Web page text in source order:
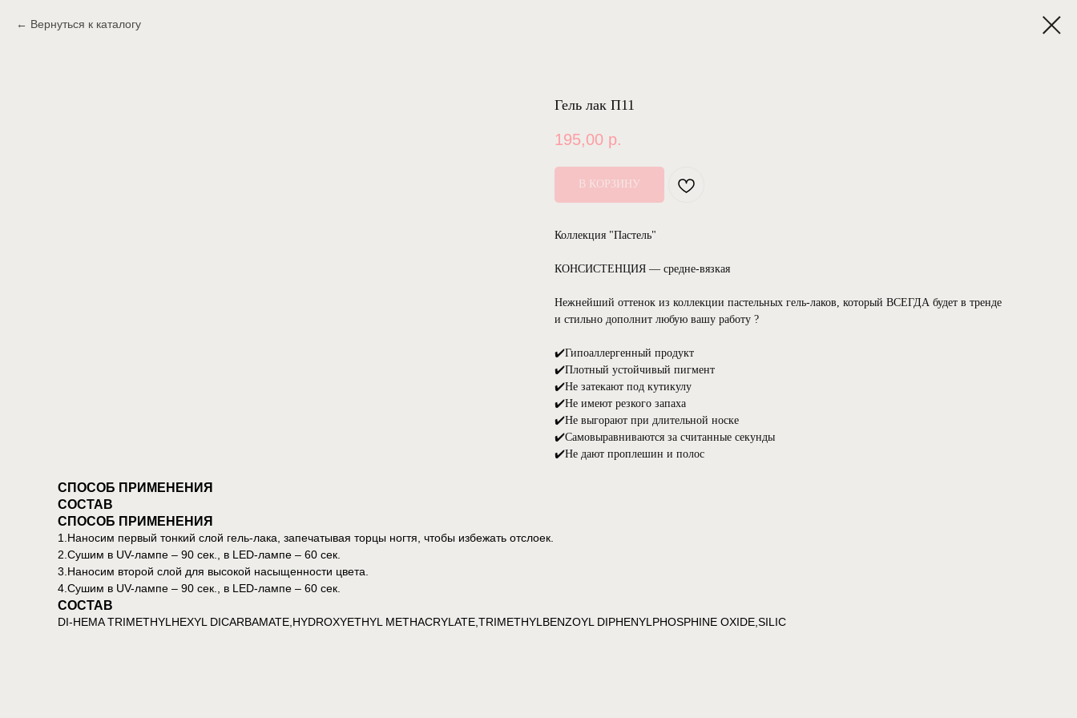
Вернуться к каталогу
Гель лак П11
195,00 р.
В КОРЗИНУ
Коллекция "Пастель"
КОНСИСТЕНЦИЯ — средне-вязкая
Нежнейший оттенок из коллекции пастельных гель-лаков, который ВСЕГДА будет в тренде
и стильно дополнит любую вашу работу ?
✔️Гипоаллергенный продукт
✔️Плотный устойчивый пигмент
✔️Не затекают под кутикулу⠀
✔️Не имеют резкого запаха⠀
✔️Не выгорают при длительной носке⠀
✔️Самовыравниваются за считанные секунды⠀
✔️Не дают проплешин и полос⠀
СПОСОБ ПРИМЕНЕНИЯ
СОСТАВ
СПОСОБ ПРИМЕНЕНИЯ
1.Наносим первый тонкий слой гель-лака, запечатывая торцы ногтя, чтобы избежать отслоек.
2.Сушим в UV-лампе – 90 сек., в LED-лампе – 60 сек.
3.Наносим второй слой для высокой насыщенности цвета.
4.Сушим в UV-лампе – 90 сек., в LED-лампе – 60 сек.
СОСТАВ
DI-HEMA TRIMETHYLHEXYL DICARBAMATE,HYDROXYETHYL METHACRYLATE,TRIMETHYLBENZOYL DIPHENYLPHOSPHINE OXIDE,SILIC